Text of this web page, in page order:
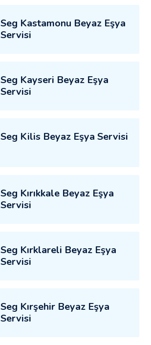
Seg Kastamonu Beyaz Eşya
Servisi
Seg Kayseri Beyaz Eşya
Servisi
Seg Kilis Beyaz Eşya Servisi
Seg Kırıkkale Beyaz Eşya
Servisi
Seg Kırklareli Beyaz Eşya
Servisi
Seg Kırşehir Beyaz Eşya
Servisi